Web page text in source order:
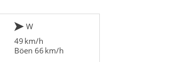
W
49 km/h
Böen 66 km/h